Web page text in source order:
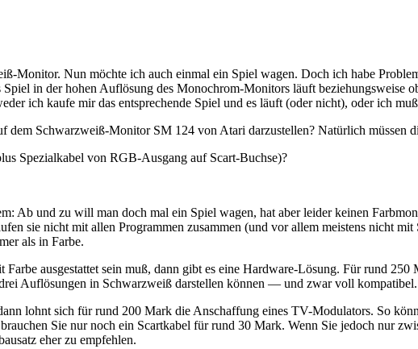
Monitor. Nun möchte ich auch einmal ein Spiel wagen. Doch ich habe
in der hohen Auflösung des Monochrom-Monitors läuft
ich kaufe mir das entsprechende Spiel und es läuft (oder nicht), oder ich
dem Schwarzweiß-Monitor SM 124 von Atari darzustellen? Natürlich müssen
Spezialkabel von RGB-Ausgang auf Scart-Buchse)?
Ab und zu will man doch mal ein Spiel wagen, hat aber leider keinen
sie nicht mit allen Programmen zusammen (und vor allem meistens nicht
als in Farbe.
Farbe ausgestattet sein muß, dann gibt es eine Hardware-Lösung. Für rund
Auflösungen in Schwarzweiß darstellen können — und zwar voll
lohnt sich für rund 200 Mark die Anschaffung eines TV-Modulators. So
Sie nur noch ein Scartkabel für rund 30 Mark. Wenn Sie jedoch nur
eher zu empfehlen.